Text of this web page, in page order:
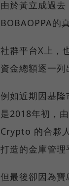
由於黃立成過
BOBAOPPA的
社群平台X上，
資金總額逐一列
例如近期因基
是2018年初，
Crypto 的合夥
打造的金庫管理
但最後卻因為寶